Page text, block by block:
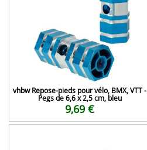
vhbw Repose-pieds pour vélo, BMX, VTT -
Pegs de 6,6 x 2,5 cm, bleu
9,69 €